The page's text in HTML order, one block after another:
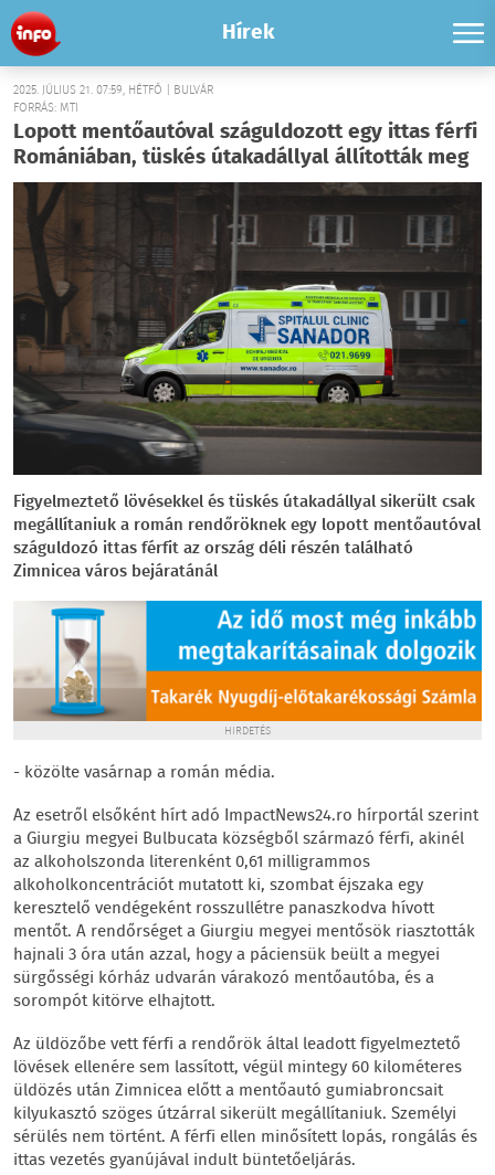
Hírek
2025. JÚLIUS 21. 07:59, HÉTFŐ | BULVÁR
FORRÁS: MTI
Lopott mentőautóval száguldozott egy ittas férfi
Romániában, tüskés útakadállyal állították meg
Figyelmeztető lövésekkel és tüskés útakadállyal sikerült csak
megállítaniuk a román rendőröknek egy lopott mentőautóval
száguldozó ittas férfit az ország déli részén található
Zimnicea város bejáratánál
HIRDETÉS
- közölte vasárnap a román média.
Az esetről elsőként hírt adó ImpactNews24.ro hírportál szerint
a Giurgiu megyei Bulbucata községből származó férfi, akinél
az alkoholszonda literenként 0,61 milligrammos
alkoholkoncentrációt mutatott ki, szombat éjszaka egy
keresztelő vendégeként rosszullétre panaszkodva hívott
mentőt. A rendőrséget a Giurgiu megyei mentősök riasztották
hajnali 3 óra után azzal, hogy a páciensük beült a megyei
sürgősségi kórház udvarán várakozó mentőautóba, és a
sorompót kitörve elhajtott.
Az üldözőbe vett férfi a rendőrök által leadott figyelmeztető
lövések ellenére sem lassított, végül mintegy 60 kilométeres
üldözés után Zimnicea előtt a mentőautó gumiabroncsait
kilyukasztó szöges útzárral sikerült megállítaniuk. Személyi
sérülés nem történt. A férfi ellen minősített lopás, rongálás és
ittas vezetés gyanújával indult büntetőeljárás.